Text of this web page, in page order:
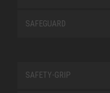
SAFEGUARD
SAFETY-GRIP